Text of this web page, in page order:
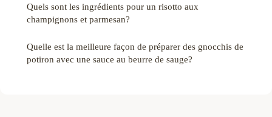
Quels sont les ingrédients pour un risotto aux
champignons et parmesan?
Quelle est la meilleure façon de préparer des gnocchis de
potiron avec une sauce au beurre de sauge?